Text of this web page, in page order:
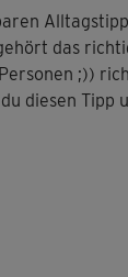
das
;))
diesen Tipp